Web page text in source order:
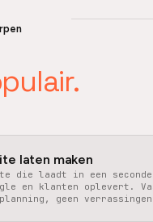
laten maken
die laadt in een
en klanten oplevert.
geen